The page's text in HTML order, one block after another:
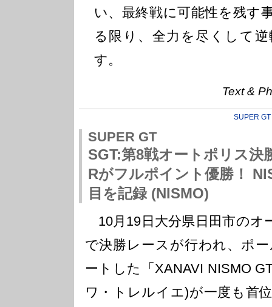
い、最終戦に可能性を残す
る限り、全力を尽くして
す。
Text &
SUPER GT
SUPER GT
SGT:第8戦オートポリス決
Rがフルポイント優勝！
目を記録 (NISMO)
10月19日大分県日田市のオ
で決勝レースが行われ、ポ
ートした「XANAVI NISMO
ワ・トレルイエ)が一度も首